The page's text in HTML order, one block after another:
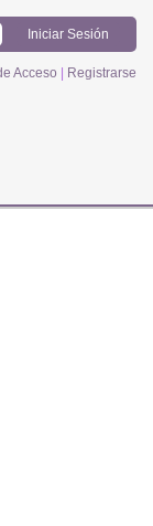
Acceso Registrarse